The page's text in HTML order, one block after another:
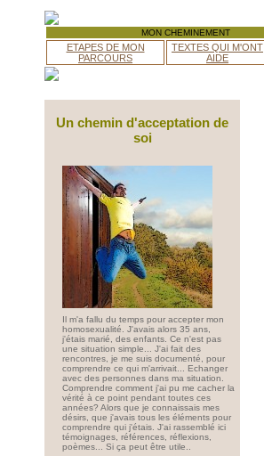
MON CHEMINEMENT
ETAPES DE MON
PARCOURS
TEXTES QUI M'ONT
AIDE
Un chemin d'acceptation de
soi
Il m'a fallu du temps pour accepter mon
homosexualité. J'avais alors 35 ans,
j'étais marié, des enfants. Ce n'est pas
une situation simple... J'ai fait des
rencontres, je me suis documenté, pour
comprendre ce qui m'arrivait... Echanger
avec des personnes dans ma situation.
Comprendre comment j'ai pu me cacher la
vérité à ce point pendant toutes ces
années? Alors que je connaissais mes
désirs, que j'avais tous les éléments pour
comprendre qui j'étais. J'ai rassemblé ici
témoignages, références, réflexions,
poèmes... Si ça peut être utile..